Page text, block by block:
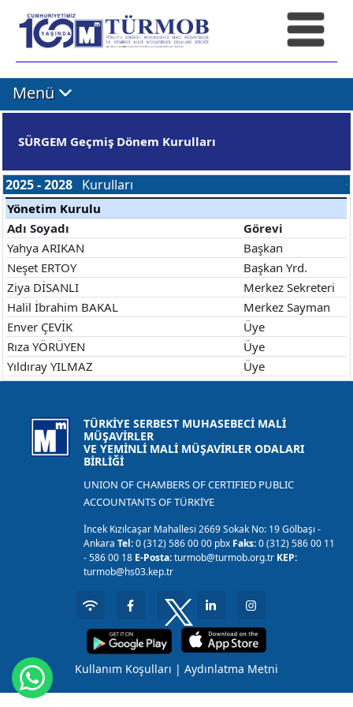
Menü
SÜRGEM Geçmiş Dönem Kurulları
2025 - 2028Kurulları
Yönetim Kurulu
Adı Soyadı
Görevi
Yahya ARIKAN
Başkan
Neşet ERTOY
Başkan Yrd.
Ziya DİSANLI
Merkez Sekreteri
Halil İbrahim BAKAL
Merkez Sayman
Enver ÇEVİK
Üye
Rıza YÖRÜYEN
Üye
Yıldıray YILMAZ
Üye
TÜRKİYE SERBEST MUHASEBECİ MALİ
MÜŞAVİRLER
VE YEMİNLİ MALİ MÜŞAVİRLER ODALARI
BİRLİĞİ
UNION OF CHAMBERS OF CERTIFIED PUBLIC
ACCOUNTANTS OF TÜRKİYE
İncek Kızılcaşar Mahallesi 2669 Sokak No: 19 Gölbaşı -
AnkaraTel:0 (312) 586 00 00 pbx Faks:0 (312) 586 00 11
- 586 00 18 E-Posta:turmob@turmob.org.tr KEP:
turmob@hs03.kep.tr
Kullanım Koşulları | Aydınlatma Metni